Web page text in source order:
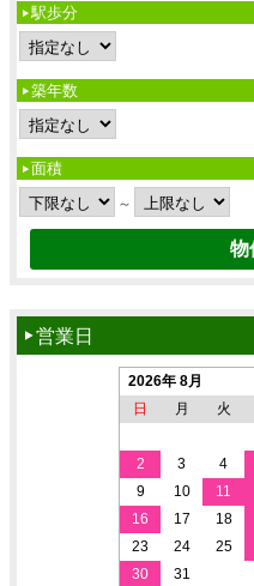
駅歩分
築年数
面積
～
営業日
2026年 8月
日
月 火
2
3 4
9
10 11
16
17 18
23
24 25
30
31